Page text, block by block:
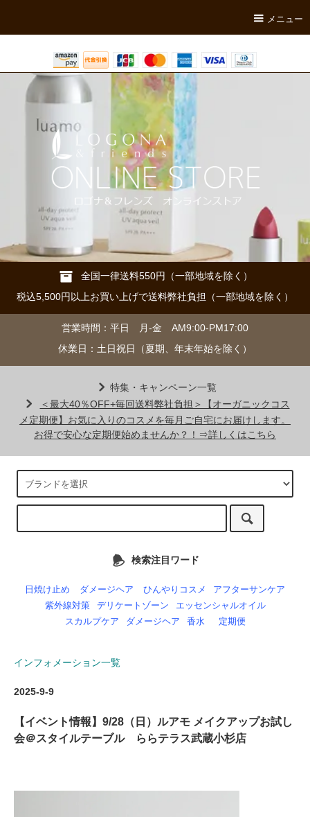
メニュー
全国一律送料550円（一部地域を除く）
税込5,500円以上お買い上げで送料弊社負担（一部地域を除く）
営業時間：平日 月-金 AM9:00-PM17:00
休業日：土日祝日（夏期、年末年始を除く）
特集・キャンペーン一覧
＜最大40％OFF+毎回送料弊社負担＞【オーガニックコス
メ定期便】お気に入りのコスメを毎月ご自宅にお届けします。
お得で安心な定期便始めませんか？！⇒詳しくはこちら
検索注目ワード
日焼け止め ダメージヘア ひんやりコスメ
アフターサンケア
紫外線対策
デリケートゾーン
エッセンシャルオイル
スカルプケア
ダメージヘア 香水 定期便
インフォメーション一覧
2025-9-9
【イベント情報】9/28（日）ルアモ メイクアップお試し
会＠スタイルテーブル ららテラス武蔵小杉店